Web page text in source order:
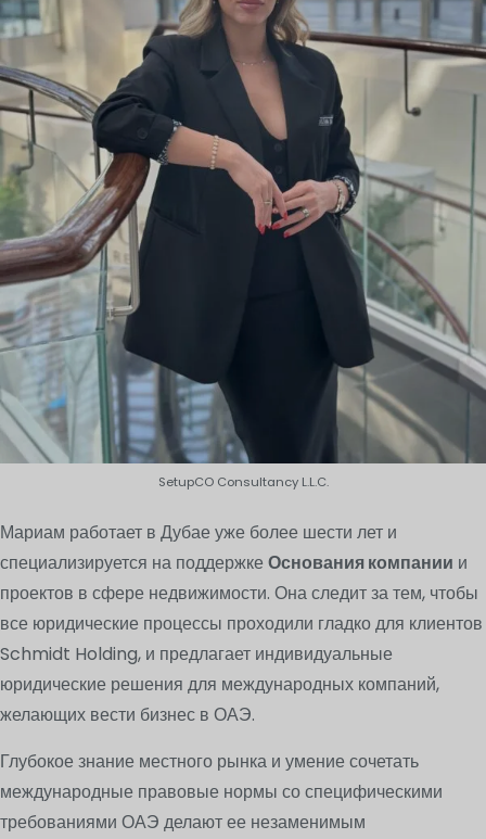
SetupCO Consultancy L.L.C.
Мариам работает в Дубае уже более шести лет и
специализируется на поддержке Основания компании и
проектов в сфере недвижимости. Она следит за тем, чтобы
все юридические процессы проходили гладко для клиентов
Schmidt Holding, и предлагает индивидуальные
юридические решения для международных компаний,
желающих вести бизнес в ОАЭ.
Глубокое знание местного рынка и умение сочетать
международные правовые нормы со специфическими
требованиями ОАЭ делают ее незаменимым